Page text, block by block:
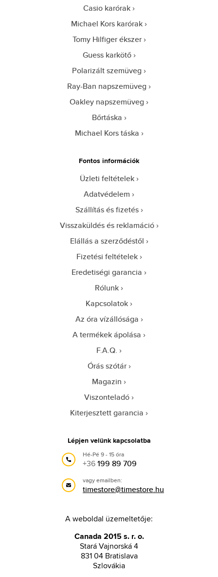
Casio karórak
Michael Kors karórak
Tomy Hilfiger ékszer
Guess karkötő
Polarizált szemüveg
Ray-Ban napszemüveg
Oakley napszemüveg
Bőrtáska
Michael Kors táska
Fontos információk
Üzleti feltételek
Adatvédelem
Szállítás és fizetés
Visszaküldés és reklamáció
Elállás a szerződéstől
Fizetési feltételek
Eredetiségi garancia
Rólunk
Kapcsolatok
Az óra vízállósága
A termékek ápolása
F.A.Q.
Órás szótár
Magazin
Viszonteladó
Kiterjesztett garancia
Lépjen velünk kapcsolatba
Hé-Pé 9 - 15 óra
+36199 89 709
vagy emailben:
timestore@timestore.hu
A weboldal üzemeltetője:
Canada 2015 s. r. o.
Stará Vajnorská 4
831 04 Bratislava
Szlovákia